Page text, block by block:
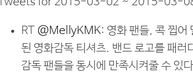
RT @MellyKMK: 영화 팬들, 콕 찝어
된 영화감독 티셔츠. 밴드 로고를 패러
감독 팬들을 동시에 만족시켜줄 수 있